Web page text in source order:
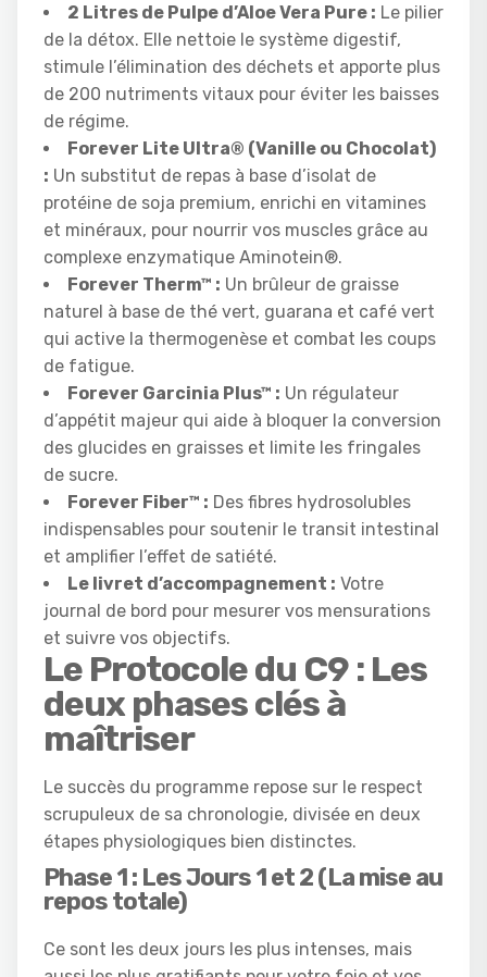
2 Litres de Pulpe d’Aloe Vera Pure : Le pilier
de la détox. Elle nettoie le système digestif,
stimule l’élimination des déchets et apporte plus
de 200 nutriments vitaux pour éviter les baisses
de régime.
Forever Lite Ultra® (Vanille ou Chocolat)
: Un substitut de repas à base d’isolat de
protéine de soja premium, enrichi en vitamines
et minéraux, pour nourrir vos muscles grâce au
complexe enzymatique Aminotein®.
Forever Therm™ : Un brûleur de graisse
naturel à base de thé vert, guarana et café vert
qui active la thermogenèse et combat les coups
de fatigue.
Forever Garcinia Plus™ : Un régulateur
d’appétit majeur qui aide à bloquer la conversion
des glucides en graisses et limite les fringales
de sucre.
Forever Fiber™ : Des fibres hydrosolubles
indispensables pour soutenir le transit intestinal
et amplifier l’effet de satiété.
Le livret d’accompagnement : Votre
journal de bord pour mesurer vos mensurations
et suivre vos objectifs.
Le Protocole du C9 : Les
deux phases clés à
maîtriser
Le succès du programme repose sur le respect
scrupuleux de sa chronologie, divisée en deux
étapes physiologiques bien distinctes.
Phase 1 : Les Jours 1 et 2 (La mise au
repos totale)
Ce sont les deux jours les plus intenses, mais